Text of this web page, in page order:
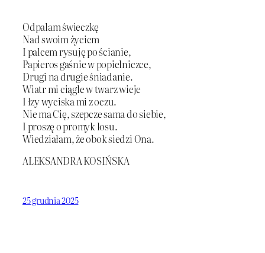
Odpalam świeczkę
Nad swoim życiem
I palcem rysuję po ścianie,
Papieros gaśnie w popielniczce,
Drugi na drugie śniadanie.
Wiatr mi ciągle w twarz wieje
I łzy wyciska mi z oczu.
Nie ma Cię, szepcze sama do siebie,
I proszę o promyk losu.
Wiedziałam, że obok siedzi Ona.
ALEKSANDRA KOSIŃSKA
25 grudnia 2025